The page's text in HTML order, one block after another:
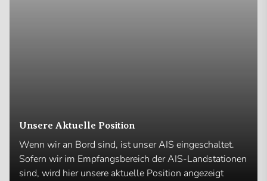
Unsere Aktuelle Position
Wenn wir an Bord sind, ist unser AIS eingeschaltet.
Sofern wir im Empfangsbereich der AIS-Landstationen
sind, wird hier unsere aktuelle Position angezeigt